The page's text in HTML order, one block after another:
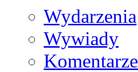
Wydarzenia
Wywiady
Komentarze